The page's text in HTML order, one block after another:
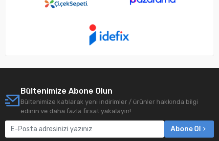
Bültenimize Abone Olun
Bültenimize katılarak yeni indirimler / ürünler hakkında bilgi
edinin ve daha fazla fırsat yakalayın!
Abone Ol